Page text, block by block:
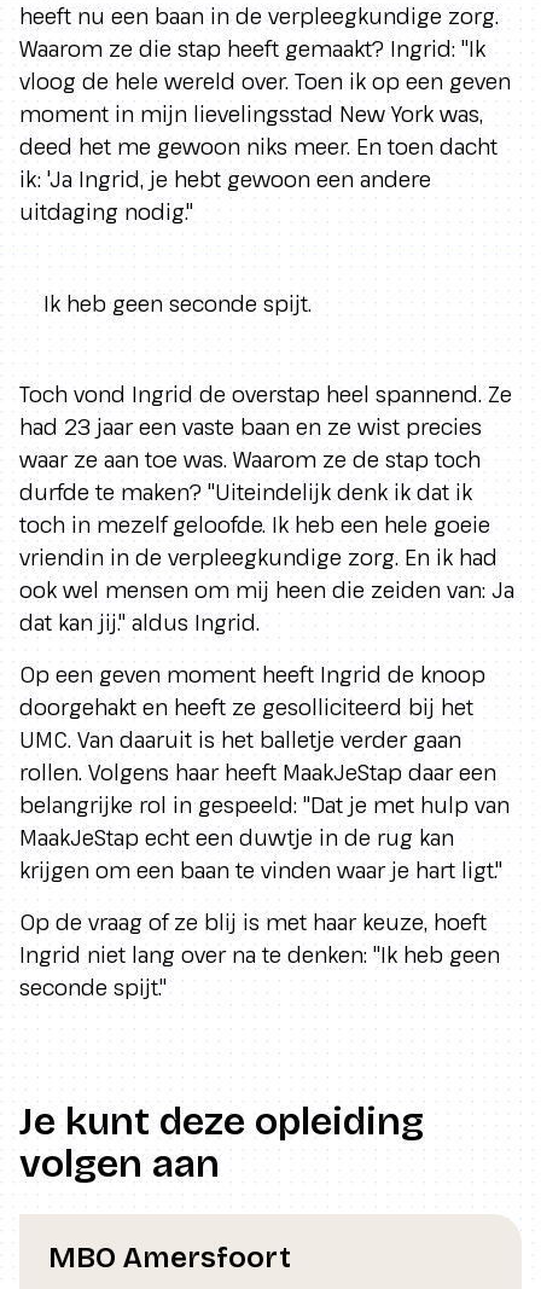
heeft nu een baan in de verpleegkundige zorg.
Waarom ze die stap heeft gemaakt? Ingrid: "Ik
vloog de hele wereld over. Toen ik op een geven
moment in mijn lievelingsstad New York was,
deed het me gewoon niks meer. En toen dacht
ik: 'Ja Ingrid, je hebt gewoon een andere
uitdaging nodig."
Ik heb geen seconde spijt.
Toch vond Ingrid de overstap heel spannend. Ze
had 23 jaar een vaste baan en ze wist precies
waar ze aan toe was. Waarom ze de stap toch
durfde te maken? "Uiteindelijk denk ik dat ik
toch in mezelf geloofde. Ik heb een hele goeie
vriendin in de verpleegkundige zorg. En ik had
ook wel mensen om mij heen die zeiden van: Ja
dat kan jij." aldus Ingrid.
Op een geven moment heeft Ingrid de knoop
doorgehakt en heeft ze gesolliciteerd bij het
UMC. Van daaruit is het balletje verder gaan
rollen. Volgens haar heeft MaakJeStap daar een
belangrijke rol in gespeeld: "Dat je met hulp van
MaakJeStap echt een duwtje in de rug kan
krijgen om een baan te vinden waar je hart ligt."
Op de vraag of ze blij is met haar keuze, hoeft
Ingrid niet lang over na te denken: "Ik heb geen
seconde spijt."
Je kunt deze opleiding
volgen aan
MBO Amersfoort